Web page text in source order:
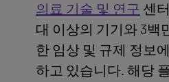
의료 기술 및 연구 센
대 이상의 기기와 3백
한 임상 및 규제 정보
하고 있습니다. 해당